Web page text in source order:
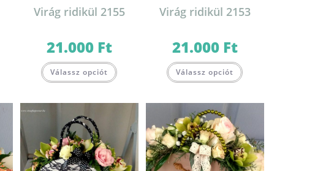
Virág ridikül 2155
21.000 Ft
Válassz opciót
Virág ridikül 2153
21.000 Ft
Válassz opciót